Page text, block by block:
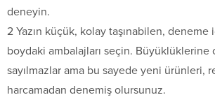
deneyin.
2 Yazın küçük, kolay taşınabilen, deneme
boydaki ambalajları seçin. Büyüklüklerine
sayılmazlar ama bu sayede yeni ürünleri,
harcamadan denemiş olursunuz.